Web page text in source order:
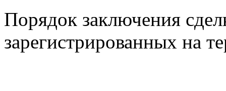
Порядок заключения
зарегистрированных на